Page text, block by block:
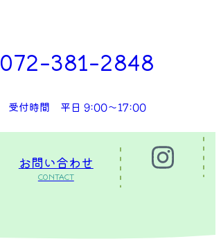
072-381-2848
受付時間 平日 9:00〜17:00
お問い合わせ